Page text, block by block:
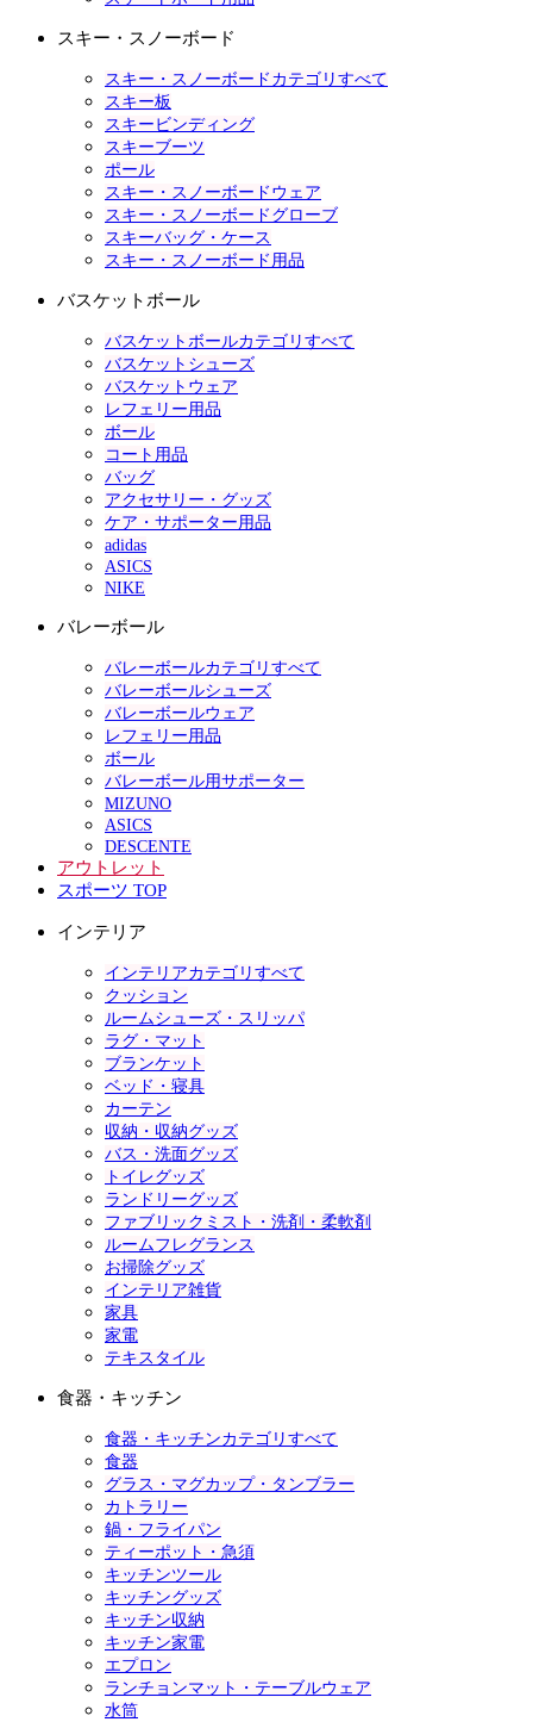
スキー・スノーボード
スキー・スノーボードカテゴリすべて
スキー板
スキービンディング
スキーブーツ
ポール
スキー・スノーボードウェア
スキー・スノーボードグローブ
スキーバッグ・ケース
スキー・スノーボード用品
バスケットボール
バスケットボールカテゴリすべて
バスケットシューズ
バスケットウェア
レフェリー用品
ボール
コート用品
バッグ
アクセサリー・グッズ
ケア・サポーター用品
adidas
ASICS
NIKE
バレーボール
バレーボールカテゴリすべて
バレーボールシューズ
バレーボールウェア
レフェリー用品
ボール
バレーボール用サポーター
MIZUNO
ASICS
DESCENTE
アウトレット
スポーツ TOP
インテリア
インテリアカテゴリすべて
クッション
ルームシューズ・スリッパ
ラグ・マット
ブランケット
ベッド・寝具
カーテン
収納・収納グッズ
バス・洗面グッズ
トイレグッズ
ランドリーグッズ
ファブリックミスト・洗剤・柔軟剤
ルームフレグランス
お掃除グッズ
インテリア雑貨
家具
家電
テキスタイル
食器・キッチン
食器・キッチンカテゴリすべて
食器
グラス・マグカップ・タンブラー
カトラリー
鍋・フライパン
ティーポット・急須
キッチンツール
キッチングッズ
キッチン収納
キッチン家電
エプロン
ランチョンマット・テーブルウェア
水筒